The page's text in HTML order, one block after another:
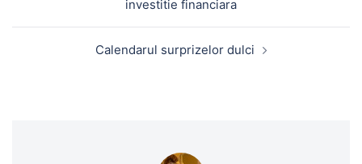
investitie financiara
Calendarul surprizelor dulci